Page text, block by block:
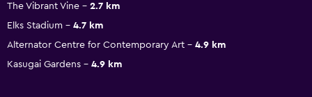
The Vibrant Vine
2.7 km
Elks Stadium
4.7 km
Alternator Centre for Contemporary Art
4.9 km
Kasugai Gardens
4.9 km